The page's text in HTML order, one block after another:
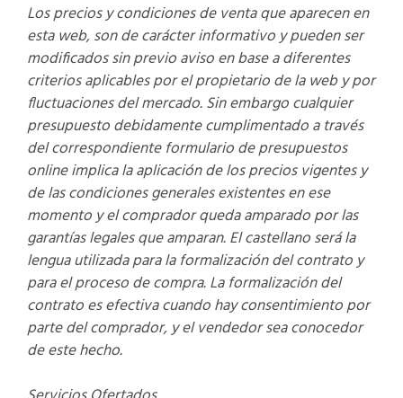
Los precios y condiciones de venta que aparecen en
esta web, son de carácter informativo y pueden ser
modificados sin previo aviso en base a diferentes
criterios aplicables por el propietario de la web y por
fluctuaciones del mercado. Sin embargo cualquier
presupuesto debidamente cumplimentado a través
del correspondiente formulario de presupuestos
online implica la aplicación de los precios vigentes y
de las condiciones generales existentes en ese
momento y el comprador queda amparado por las
garantías legales que amparan. El castellano serála
lengua utilizada para la formalización del contrato y
para el proceso de compra.La formalización del
contrato es efectiva cuando hay consentimiento por
parte del comprador, y el vendedor sea conocedor
de este hecho.